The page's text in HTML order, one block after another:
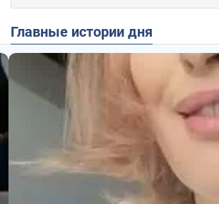
Главные истории дня